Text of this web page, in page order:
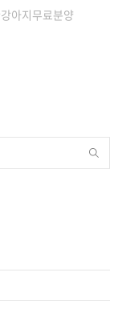
강아지무료분양